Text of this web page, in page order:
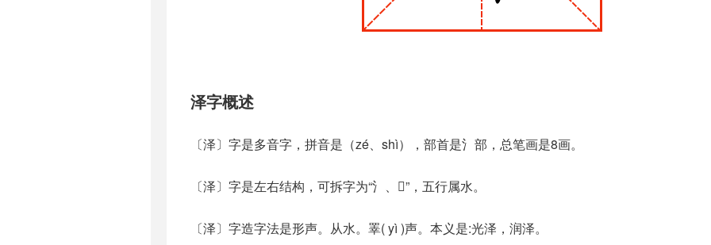
泽字概述
〔泽〕字是多音字，拼音是（zé、shì），部首是氵部，总笔画是8画。
〔泽〕字是左右结构，可拆字为“氵、𠬤”，五行属水。
〔泽〕字造字法是形声。从水。睪( yì )声。本义是:光泽，润泽。